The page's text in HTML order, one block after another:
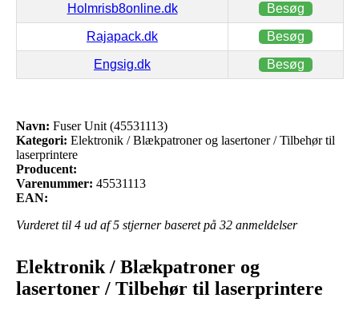
Holmrisb8online.dk Besøg
Rajapack.dk Besøg
Engsig.dk Besøg
Navn: Fuser Unit (45531113)
Kategori: Elektronik / Blækpatroner og lasertoner / Tilbehør til
laserprintere
Producent:
Varenummer: 45531113
EAN:
Vurderet til 4 ud af 5 stjerner baseret på 32 anmeldelser
Elektronik / Blækpatroner og
lasertoner / Tilbehør til laserprintere